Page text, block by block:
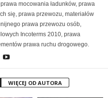
mocowania ładunków, prawa
się, prawa przewozu, materiałów
prawa przewozu osób,
Incoterms 2010, prawa
prawa ruchu drogowego.
WIĘCEJ OD AUTORA